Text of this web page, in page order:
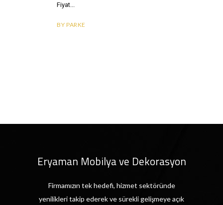
Fiyat
BY PARKE
Eryaman Mobilya ve Dekorasyon
Firmamızın tek hedefi, hizmet sektöründe
yenilikleri takip ederek ve sürekli gelişmeye açık